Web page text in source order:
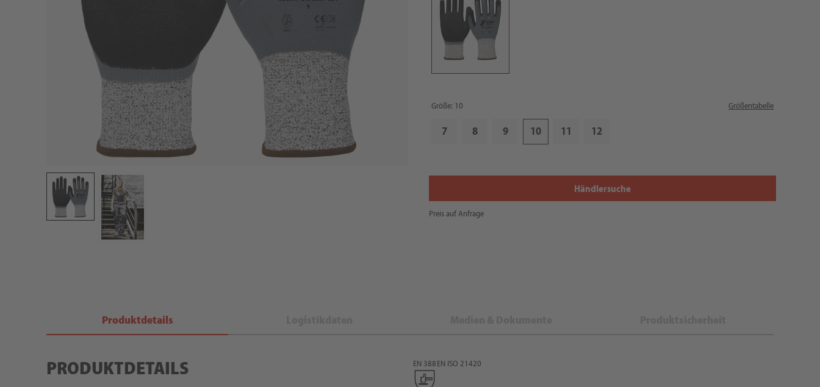
Größe: 10 Größentabelle
7 8 9 10 11 12
Händlersuche
Preis auf Anfrage
Produktdetails
PRODUKTDETAILS EN 388EN ISO 21420